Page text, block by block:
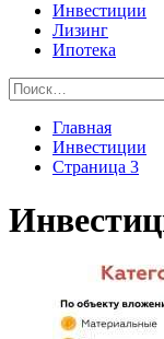
Инвестиции
Лизинг
Ипотека
Найти:
Главная
Инвестиции
Страница 3